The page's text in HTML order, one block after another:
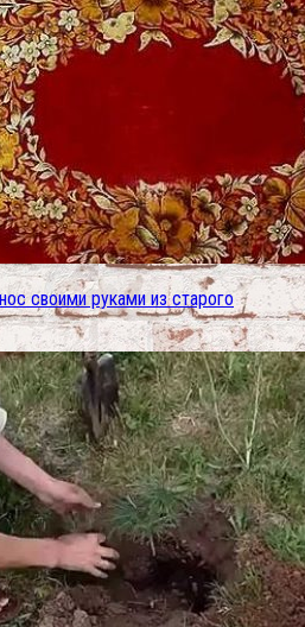
своими руками из старого